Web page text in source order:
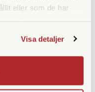
eller som de har
Visa detaljer
380 x 170